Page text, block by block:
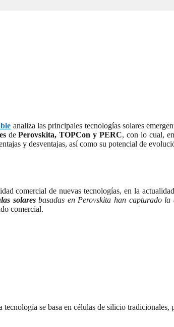
analiza las principales tecnologías solares
dePerovskita, TOPCon y PERC, con lo cual,
y desventajas, así como su potencial de
comercial de nuevas tecnologías, en la
solaresbasadas en Perovskita han capturado la
comercial.
se basa en células de silicio tradicionales,